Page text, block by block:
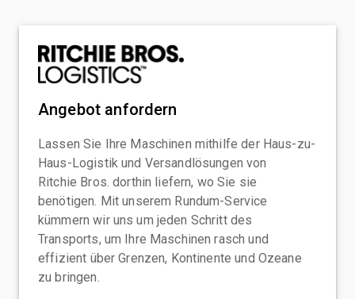
Angebot anfordern
Lassen Sie Ihre Maschinen mithilfe der Haus-zu-
Haus-Logistik und Versandlösungen von
Ritchie Bros. dorthin liefern, wo Sie sie
benötigen. Mit unserem Rundum-Service
kümmern wir uns um jeden Schritt des
Transports, um Ihre Maschinen rasch und
effizient über Grenzen, Kontinente und Ozeane
zu bringen.